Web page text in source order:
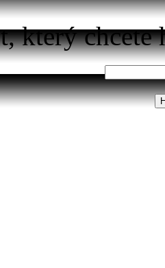
který chcete